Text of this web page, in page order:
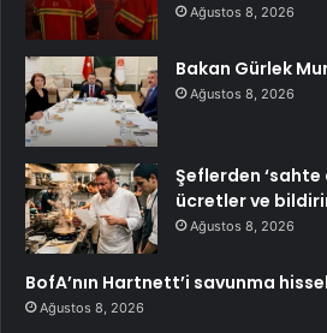
Ağustos 8, 2026
Bakan Gürlek
Ağustos 8, 2026
Şeflerden ‘sahte
ücretler ve
Ağustos 8, 2026
BofA’nın Hartnett’i savunma
Ağustos 8, 2026